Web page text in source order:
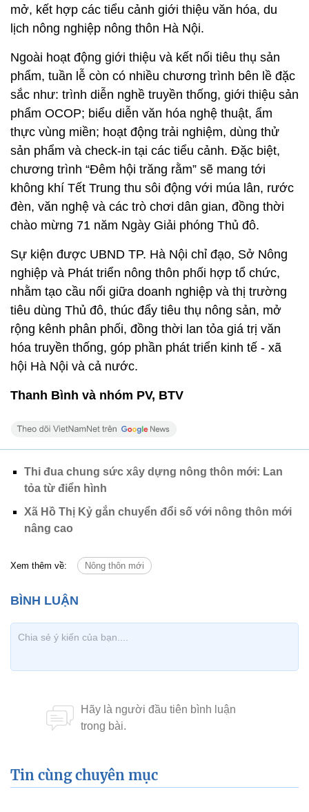
mở, kết hợp các tiểu cảnh giới thiệu văn hóa, du
lịch nông nghiệp nông thôn Hà Nội.
Ngoài hoạt động giới thiệu và kết nối tiêu thụ sản
phẩm, tuần lễ còn có nhiều chương trình bên lề đặc
sắc như: trình diễn nghề truyền thống, giới thiệu sản
phẩm OCOP; biểu diễn văn hóa nghệ thuật, ẩm
thực vùng miền; hoạt động trải nghiệm, dùng thử
sản phẩm và check-in tại các tiểu cảnh. Đặc biệt,
chương trình “Đêm hội trăng rằm” sẽ mang tới
không khí Tết Trung thu sôi động với múa lân, rước
đèn, văn nghệ và các trò chơi dân gian, đồng thời
chào mừng 71 năm Ngày Giải phóng Thủ đô.
Sự kiện được UBND TP. Hà Nội chỉ đạo, Sở Nông
nghiệp và Phát triển nông thôn phối hợp tổ chức,
nhằm tạo cầu nối giữa doanh nghiệp và thị trường
tiêu dùng Thủ đô, thúc đẩy tiêu thụ nông sản, mở
rộng kênh phân phối, đồng thời lan tỏa giá trị văn
hóa truyền thống, góp phần phát triển kinh tế - xã
hội Hà Nội và cả nước.
Thanh Bình và nhóm PV, BTV
Thi đua chung sức xây dựng nông thôn mới: Lan
tỏa từ điển hình
Xã Hồ Thị Kỷ gắn chuyển đổi số với nông thôn mới
nâng cao
Xem thêm về: Nông thôn mới
Tin cùng chuyên mục